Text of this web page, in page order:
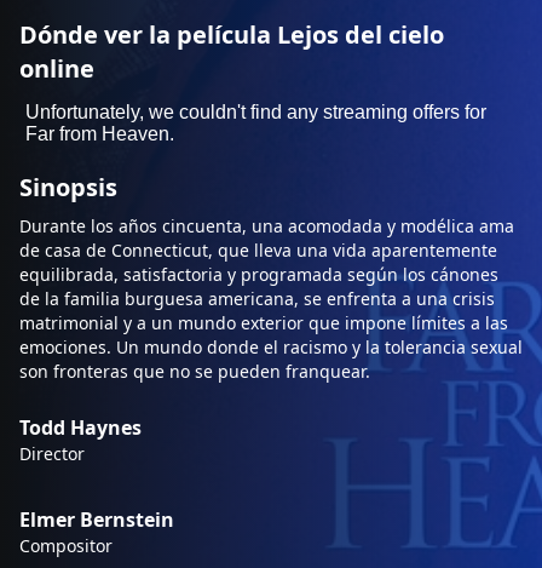
Dónde ver la película Lejos del cielo
online
Sinopsis
Durante los años cincuenta, una acomodada y modélica ama
de casa de Connecticut, que lleva una vida aparentemente
equilibrada, satisfactoria y programada según los cánones
de la familia burguesa americana, se enfrenta a una crisis
matrimonial y a un mundo exterior que impone límites a las
emociones. Un mundo donde el racismo y la tolerancia sexual
son fronteras que no se pueden franquear.
Todd Haynes
Director
Elmer Bernstein
Compositor